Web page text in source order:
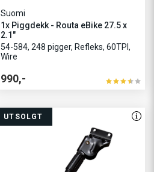
Suomi
1x Piggdekk - Routa eBike 27.5 x
2.1"
54-584, 248 pigger, Refleks, 60TPI,
Wire
990,-
UTSOLGT